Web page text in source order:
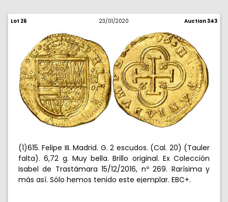
Lot 26 23/01/2020 Auction 343
(1)615. Felipe III. Madrid. G. 2 escudos. (Cal. 20) (Tauler
falta). 6,72 g. Muy bella. Brillo original. Ex Colección
Isabel de Trastámara 15/12/2016, nº 269. Rarísima y
más así. Sólo hemos tenido este ejemplar. EBC+.